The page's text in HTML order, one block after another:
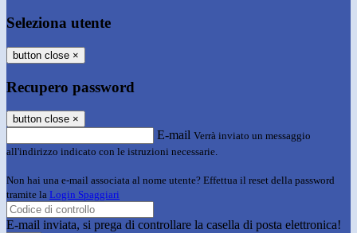
Seleziona utente
button close ×
Recupero password
button close ×
E-mail Verrà inviato un messaggio
all'indirizzo indicato con le istruzioni necessarie.
Non hai una e-mail associata al nome utente? Effettua il reset della password
tramite la Login Spaggiari
E-mail inviata, si prega di controllare la casella di posta elettronica!